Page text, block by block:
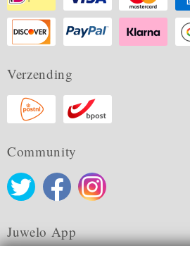
Verzending
Community
Juwelo App